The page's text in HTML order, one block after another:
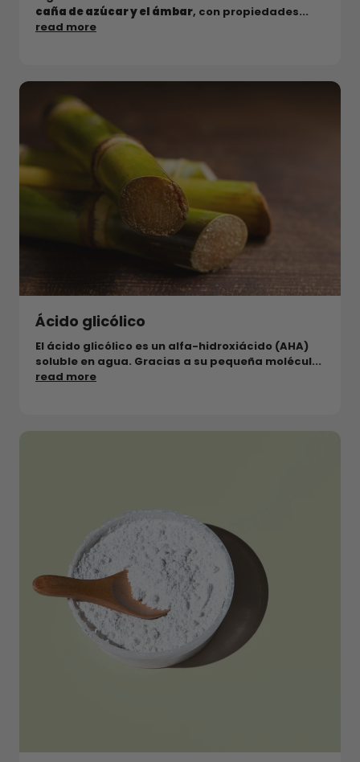
caña de azúcar y el ámbar, con propiedades...
read more
Ácido glicólico
El ácido glicólico es un alfa-hidroxiácido (AHA)
soluble en agua. Gracias a su pequeña molécul...
read more